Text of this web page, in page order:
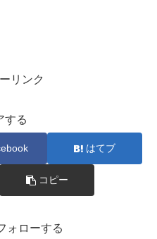
リンク
する
はてブ
コピー
ォローする